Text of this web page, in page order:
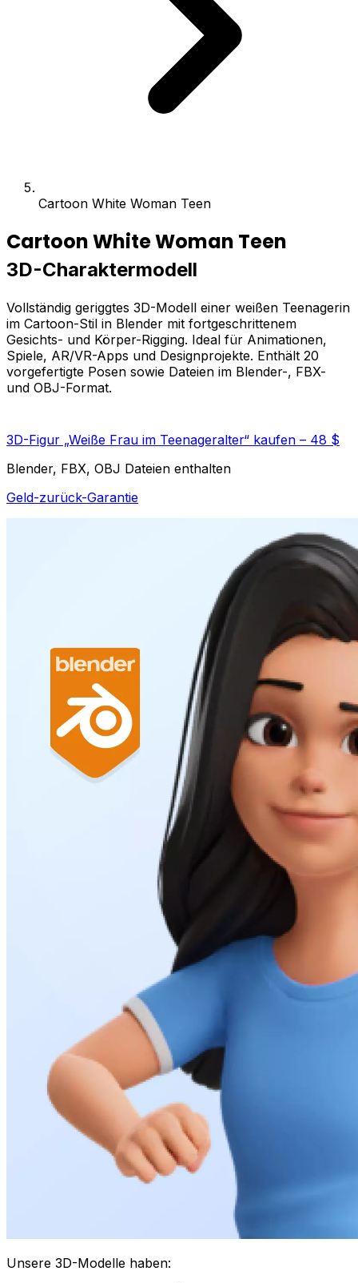
Cartoon White Woman Teen
Cartoon White Woman Teen
3D-Charaktermodell
Vollständig geriggtes 3D-Modell einer weißen Teenagerin
im Cartoon-Stil in Blender mit fortgeschrittenem
Gesichts- und Körper-Rigging. Ideal für Animationen,
Spiele, AR/VR-Apps und Designprojekte. Enthält 20
vorgefertigte Posen sowie Dateien im Blender-, FBX-
und OBJ-Format.
3D-Figur „Weiße Frau im Teenageralter“ kaufen – 48 $
Blender, FBX, OBJ Dateien enthalten
Geld-zurück-Garantie
Unsere 3D-Modelle haben: